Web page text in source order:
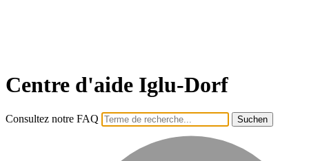
Centre d'aide Iglu-Dorf
Consultez notre FAQ